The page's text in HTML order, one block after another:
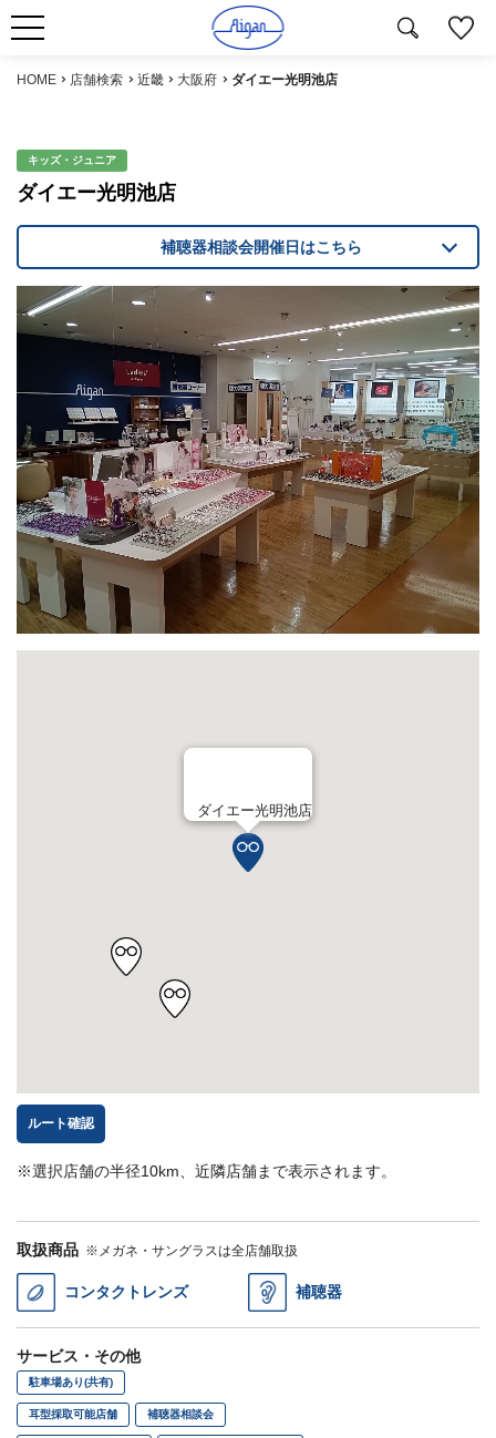
HOME 店舗検索 近畿 大阪府 ダイエー光明池店
キッズ・ジュニア
ダイエー光明池店
取扱商品 ※メガネ・サングラスは全店舗取扱
コンタクトレンズ 補聴器
サービス・その他
駐車場あり(共有)
耳型採取可能店舗 補聴器相談会
補聴器相談会開催日はこちら
ダイエー光明池店
ルート確認
※選択店舗の半径10km、近隣店舗まで表示されます。